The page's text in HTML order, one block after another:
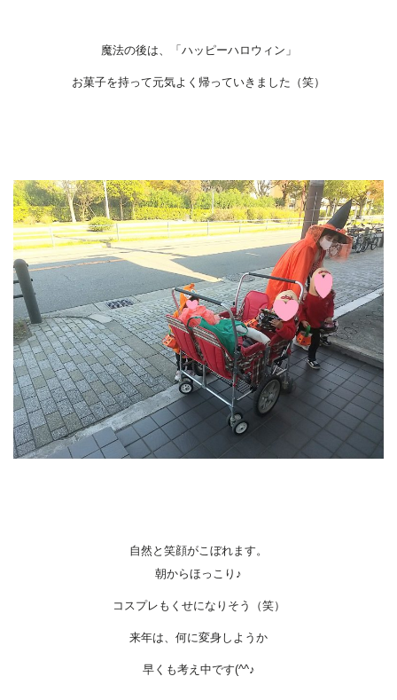
魔法の後は、「ハッピーハロウィン」
お菓子を持って元気よく帰っていきました（笑）
自然と笑顔がこぼれます。
朝からほっこり♪
コスプレもくせになりそう（笑）
来年は、何に変身しようか
早くも考え中です(^^♪